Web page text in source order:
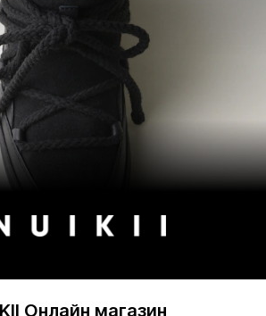
Онлайн магазин